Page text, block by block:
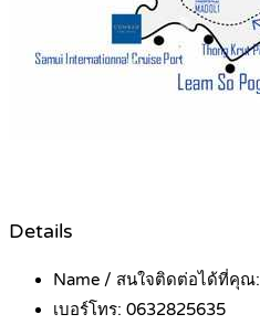
Details
Name / สนใจติดต่อได้ที่คุณ:
เบอร์โทร: 0632825635